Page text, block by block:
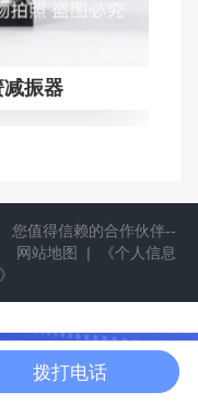
振器
立即拨打
您值得信赖的合作伙伴--
网站地图 |
《个人信息
拨打电话